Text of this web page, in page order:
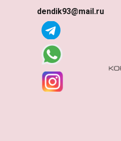
Поликарбонат в
Рассрочку!
dendik93@mail.ru